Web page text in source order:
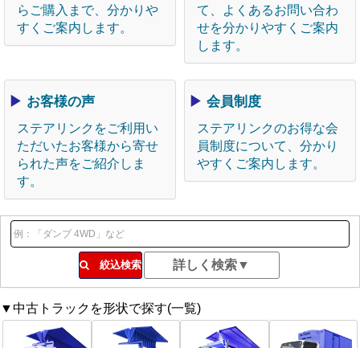
らご購入まで、分かりや
すくご案内します。
て、よくあるお問い合わ
せを分かりやすくご案内
します。
▶ お客様の声
ステアリンクをご利用い
ただいたお客様から寄せ
られた声をご紹介しま
す。
▶ 会員制度
ステアリンクのお得な会
員制度について、分かり
やすくご案内します。
絞込検索
▼中古トラックを形状で探す(一覧)